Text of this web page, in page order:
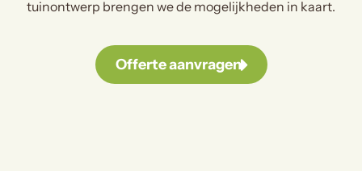
tuinontwerp brengen we de mogelijkheden in kaart.
Offerte aanvragen